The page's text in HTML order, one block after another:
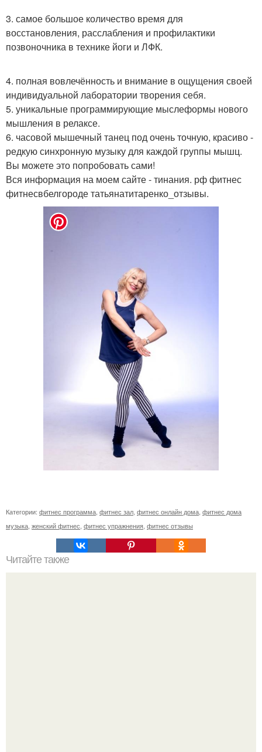
3. самое большое количество время для
восстановления, расслабления и профилактики
позвоночника в технике йоги и ЛФК.
4. полная вовлечённость и внимание в ощущения своей
индивидуальной лаборатории творения себя.
5. уникальные программирующие мыслеформы нового
мышления в релаксе.
6. часовой мышечный танец под очень точную, красиво -
редкую синхронную музыку для каждой группы мышц.
Вы можете это попробовать сами!
Вся информация на моем сайте - тинания. рф фитнес
фитнесвбелгороде татьянатитаренко_отзывы.
Категории: фитнес программа фитнес зал фитнес онлайн дома фитнес дома
музыка женский фитнес фитнес упражнения фитнес отзывы
Читайте также